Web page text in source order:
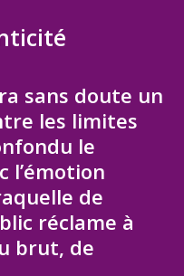
sans doute un
les limites
le
l’émotion
de
réclame à
brut, de